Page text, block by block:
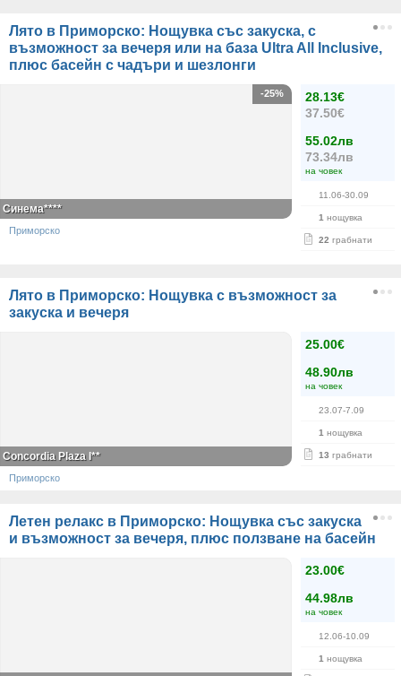
Лято в Приморско: Нощувка със закуска, с
възможност за вечеря или на база Ultra All Inclusive,
плюс басейн с чадъри и шезлонги
28.13€
37.50€
55.02лв
73.34лв
на човек
11.06-30.09
1 нощувка
22 грабнати
-25%
Синема****
Приморско
Лято в Приморско: Нощувка с възможност за
закуска и вечеря
25.00€
48.90лв
на човек
23.07-7.09
1 нощувка
13 грабнати
Concordia Plaza I**
Приморско
Летен релакс в Приморско: Нощувка със закуска
и възможност за вечеря, плюс ползване на басейн
23.00€
44.98лв
на човек
12.06-10.09
1 нощувка